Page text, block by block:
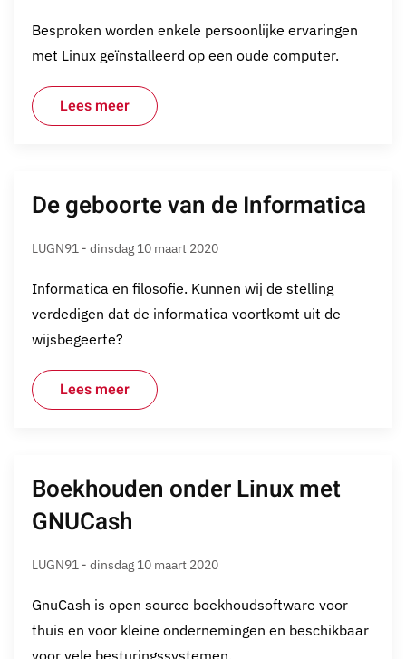
Besproken worden enkele persoonlijke ervaringen
met Linux geïnstalleerd op een oude computer.
Lees meer
De geboorte van de Informatica
LUGN91 - dinsdag 10 maart 2020
Informatica en filosofie. Kunnen wij de stelling
verdedigen dat de informatica voortkomt uit de
wijsbegeerte?
Lees meer
Boekhouden onder Linux met
GNUCash
LUGN91 - dinsdag 10 maart 2020
GnuCash is open source boekhoudsoftware voor
thuis en voor kleine ondernemingen en beschikbaar
voor vele besturingssystemen.